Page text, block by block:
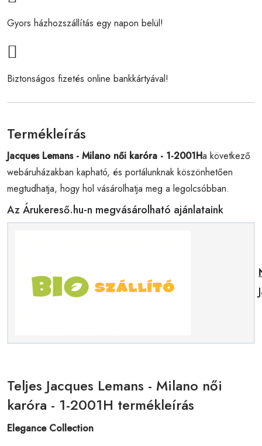
Gyors házhozszállítás egy napon belül!
Biztonságos fizetés online bankkártyával!
Termékleírás
Jacques Lemans - Milano női karóra - 1-2001Ha következő
webáruházakban kapható, és portálunknak köszönhetően
megtudhatja, hogy hol vásárolhatja meg a legolcsóbban.
Az Árukereső.hu-n megvásárolható ajánlataink
Teljes Jacques Lemans - Milano női
karóra - 1-2001H termékleírás
Elegance Collection